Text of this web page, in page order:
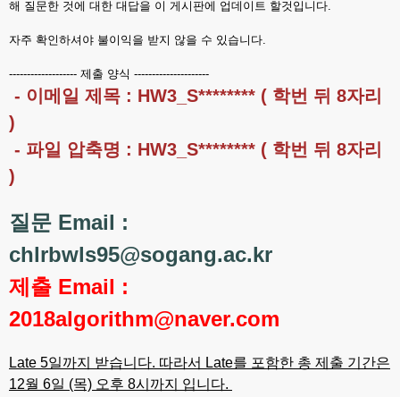
해 질문한 것에 대한 대답을 이 게시판에 업데이트 할것입니다.
자주 확인하셔야 불이익을 받지 않을 수 있습니다.
------------------- 제출 양식 ---------------------
- 이메일 제목 : HW3_S******** ( 학번 뒤 8자리
)
- 파일 압축명 : HW3_S******** ( 학번 뒤 8자리
)
질문 Email :
chlrbwls95@sogang.ac.kr
제출 Email :
2018algorithm@naver.com
Late 5일까지 받습니다. 따라서 Late를 포함한 총 제출 기간은
12월 6일 (목) 오후 8시까지 입니다.